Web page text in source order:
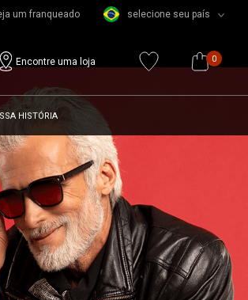
um franqueado selecione seu país
Encontre uma loja 0
HISTÓRIA